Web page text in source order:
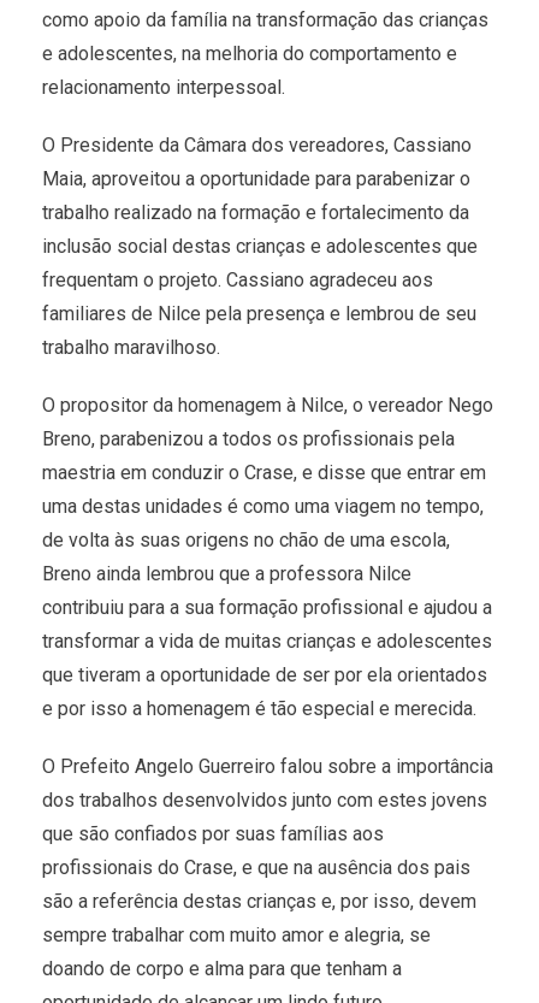
como apoio da família na transformação das crianças
e adolescentes, na melhoria do comportamento e
relacionamento interpessoal.
O Presidente da Câmara dos vereadores, Cassiano
Maia, aproveitou a oportunidade para parabenizar o
trabalho realizado na formação e fortalecimento da
inclusão social destas crianças e adolescentes que
frequentam o projeto. Cassiano agradeceu aos
familiares de Nilce pela presença e lembrou de seu
trabalho maravilhoso.
O propositor da homenagem à Nilce, o vereador Nego
Breno, parabenizou a todos os profissionais pela
maestria em conduzir o Crase, e disse que entrar em
uma destas unidades é como uma viagem no tempo,
de volta às suas origens no chão de uma escola,
Breno ainda lembrou que a professora Nilce
contribuiu para a sua formação profissional e ajudou a
transformar a vida de muitas crianças e adolescentes
que tiveram a oportunidade de ser por ela orientados
e por isso a homenagem é tão especial e merecida.
O Prefeito Angelo Guerreiro falou sobre a importância
dos trabalhos desenvolvidos junto com estes jovens
que são confiados por suas famílias aos
profissionais do Crase, e que na ausência dos pais
são a referência destas crianças e, por isso, devem
sempre trabalhar com muito amor e alegria, se
doando de corpo e alma para que tenham a